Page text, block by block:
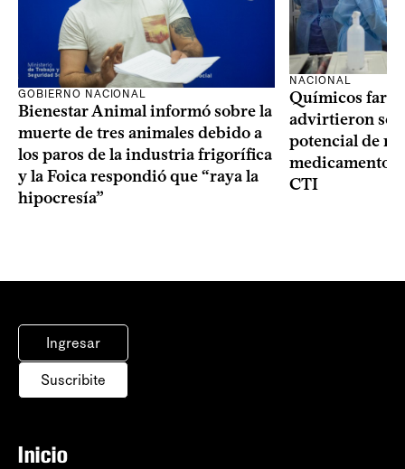
GOBIERNO NACIONAL
Bienestar Animal informó sobre la
muerte de tres animales debido a
los paros de la industria frigorífica
y la Foica respondió que “raya la
hipocresía”
NACIONAL
Químicos
advirtieron
potencial de
medicamentos
CTI
Ingresar
Suscribite
Inicio